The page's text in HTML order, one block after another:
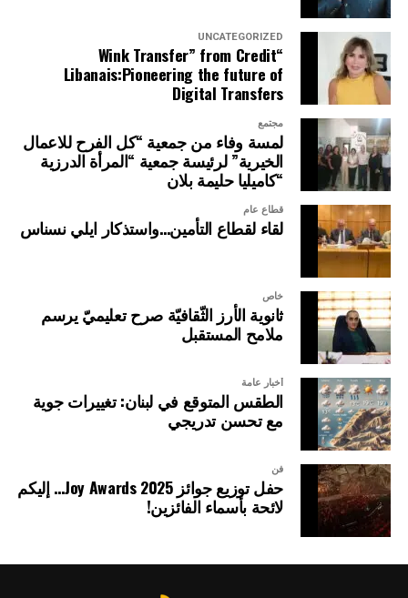
UNCATEGORIZED
“Wink Transfer” from Credit
Libanais:Pioneering the future of
Digital Transfers
مجتمع
لمسة وفاء من جمعية “كل الفرح للاعمال
الخيرية” لرئيسة جمعية “المرأة الدرزية
“كاميليا حليمة بلان
قطاع عام
لقاء لقطاع التأمين…واستذكار ايلي نسناس
خاص
ثانوية الأرز الثّقافيّة صرح تعليميّ يرسم
ملامح المستقبل
أخبار عامة
الطقس المتوقع في لبنان: تغييرات جوية
مع تحسن تدريجي
فن
حفل توزيع جوائز Joy Awards 2025… إليكم
لائحة بأسماء الفائزين!